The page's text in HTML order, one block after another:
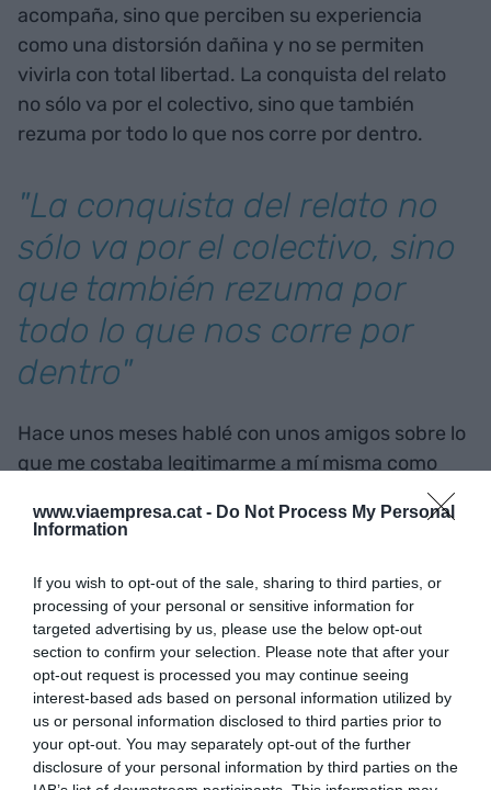
www.viaempresa.cat - Do Not Process My Personal
Information
If you wish to opt-out of the sale, sharing to third parties, or
processing of your personal or sensitive information for
targeted advertising by us, please use the below opt-out
section to confirm your selection. Please note that after your
opt-out request is processed you may continue seeing
interest-based ads based on personal information utilized by
us or personal information disclosed to third parties prior to
your opt-out. You may separately opt-out of the further
disclosure of your personal information by third parties on the
acompaña, sino que perciben su experiencia
como una distorsión dañina y no se permiten
vivirla con total libertad. La conquista del relato
no sólo va por el colectivo, sino que también
rezuma por todo lo que nos corre por dentro.
"La conquista del relato no
sólo va por el colectivo, sino
que también rezuma por
todo lo que nos corre por
dentro"
Hace unos meses hablé con unos amigos sobre lo
que me costaba legitimarme a mí misma como
parte de la comunidad. Hablábamos de lo difícil
que era, a veces, ocupar el espacio correcto, no
claramente lo tienen mucho más difícil que yo,
pero aceptar tu diferencia como motivo de
orgullo. Lejos del #LoveIsLove destartalado que
hemos tenido que crear para que el capitalismo
nos compre el relato, el orgullo va por dentro, y
necesitamos muchas más cosas que un paso de
cebra de colorines o un anuncio con dos chicas